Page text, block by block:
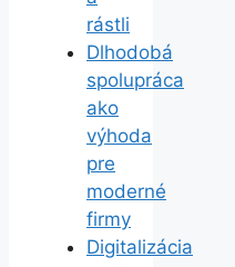
rástli
Dlhodobá
spolupráca
ako
výhoda
pre
moderné
firmy
Digitalizácia